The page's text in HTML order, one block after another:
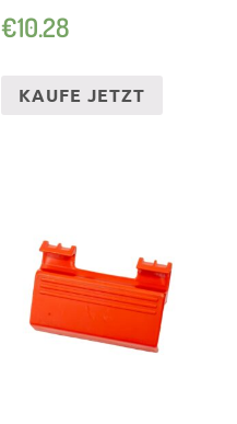
€10.28
KAUFE JETZT